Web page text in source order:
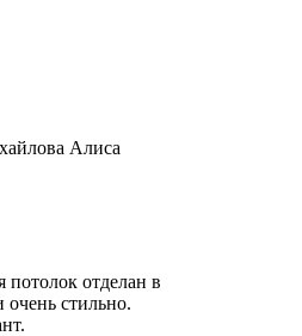
потолок отделан в
очень стильно.